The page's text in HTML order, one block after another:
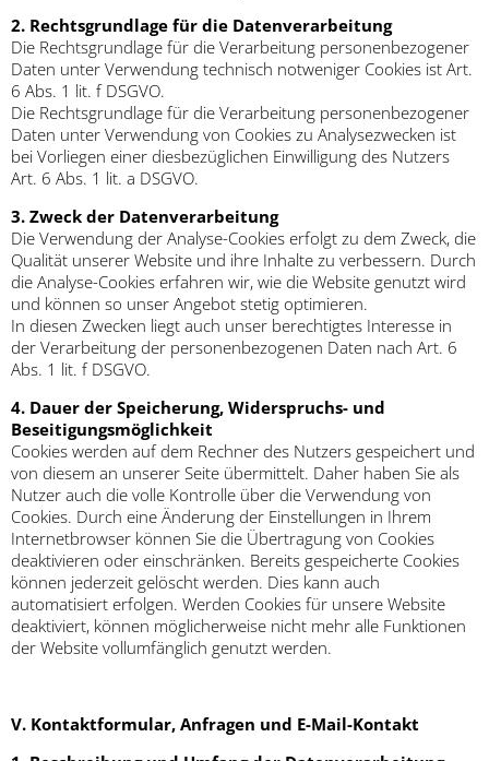
2. Rechtsgrundlage für die Datenverarbeitung
Die Rechtsgrundlage für die Verarbeitung personenbezogener
Daten unter Verwendung technisch notweniger Cookies ist Art.
6 Abs. 1 lit. f DSGVO.
Die Rechtsgrundlage für die Verarbeitung personenbezogener
Daten unter Verwendung von Cookies zu Analysezwecken ist
bei Vorliegen einer diesbezüglichen Einwilligung des Nutzers
Art. 6 Abs. 1 lit. a DSGVO.
3. Zweck der Datenverarbeitung
Die Verwendung der Analyse-Cookies erfolgt zu dem Zweck, die
Qualität unserer Website und ihre Inhalte zu verbessern. Durch
die Analyse-Cookies erfahren wir, wie die Website genutzt wird
und können so unser Angebot stetig optimieren.
In diesen Zwecken liegt auch unser berechtigtes Interesse in
der Verarbeitung der personenbezogenen Daten nach Art. 6
Abs. 1 lit. f DSGVO.
4. Dauer der Speicherung, Widerspruchs- und
Beseitigungsmöglichkeit
Cookies werden auf dem Rechner des Nutzers gespeichert und
von diesem an unserer Seite übermittelt. Daher haben Sie als
Nutzer auch die volle Kontrolle über die Verwendung von
Cookies. Durch eine Änderung der Einstellungen in Ihrem
Internetbrowser können Sie die Übertragung von Cookies
deaktivieren oder einschränken. Bereits gespeicherte Cookies
können jederzeit gelöscht werden. Dies kann auch
automatisiert erfolgen. Werden Cookies für unsere Website
deaktiviert, können möglicherweise nicht mehr alle Funktionen
der Website vollumfänglich genutzt werden.
V. Kontaktformular, Anfragen und E-Mail-Kontakt